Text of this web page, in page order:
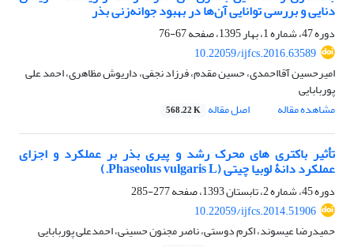
دنایی و بررسی توانایی آن‌ها در بهبود جوانه‌زنی بذر
دوره 47، شماره 1، بهار 1395، صفحه
67-76
10.22059/ijfcs.2016.63589
امیرحسین آقااحمدی، حسین مقدم، فرزاد نجفی، داریوش مظاهری، احمد علی
پوربابایی
مشاهده مقاله
اصل مقاله 568.22 K
تأثیر باکتری های محرک رشد و پیری بذر بر عملکرد و اجزای
عملکرد دانۀ لوبیا چیتی (Phaseolus vulgaris L.)
دوره 45، شماره 2، تابستان 1393، صفحه
277-285
10.22059/ijfcs.2014.51906
حمیدرضا عیسوند، اکرم دوستی، ناصر مجنون حسینی، احمدعلی پوربابایی